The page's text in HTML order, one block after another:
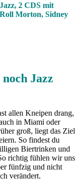
, 2 CDS mit
Morton, Sidney
Jazz
allen Kneipen drang,
in Miami oder
groß, liegt das Ziel
So findest du
Biertrinken und
richtig fühlen wir uns
fünfzig und nicht
verändert.